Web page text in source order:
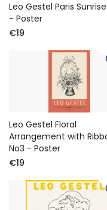
Leo Gestel Paris Sunrise
- Poster
€19
Leo Gestel Floral
Arrangement with
No3 - Poster
€19